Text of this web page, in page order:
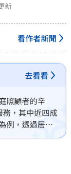
新
看作者新聞
去看看
照顧者的辛
，其中近四成
例，透過居服
能兼顧工作與
需求可撥打